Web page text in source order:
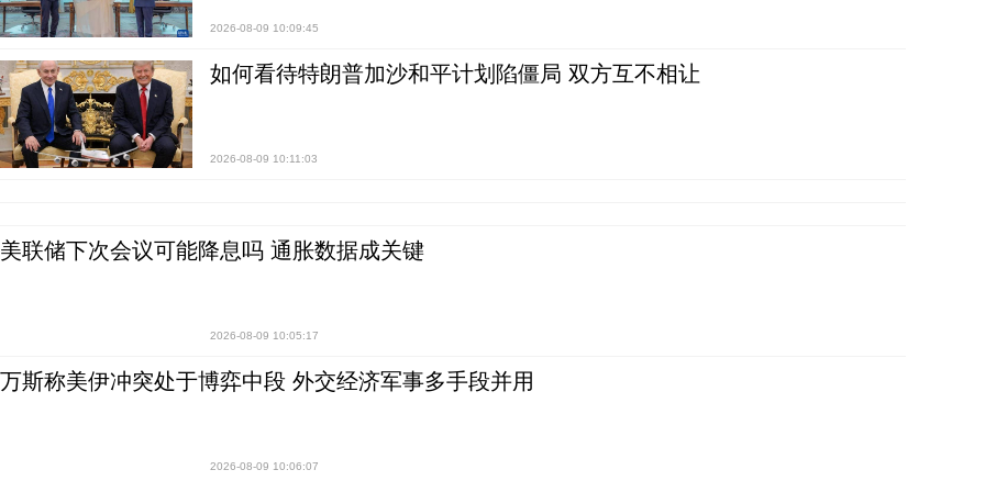
2026-08-09 10:09:45
如何看待特朗普加沙和平计划陷僵局 双方互不相让
2026-08-09 10:11:03
美联储下次会议可能降息吗 通胀数据成关键
2026-08-09 10:05:17
万斯称美伊冲突处于博弈中段 外交经济军事多手段并用
2026-08-09 10:06:07